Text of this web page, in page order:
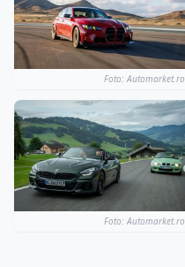
Foto: Automarket.ro
Foto: Automarket.ro